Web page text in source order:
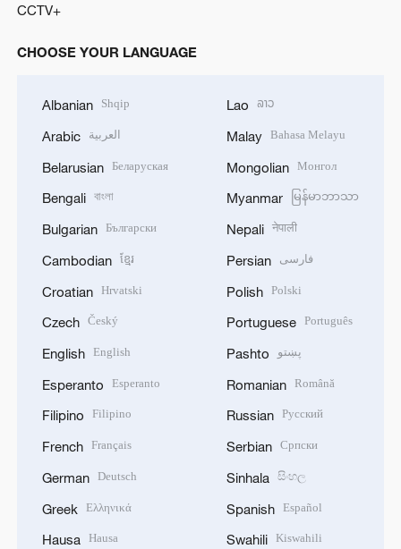
CCTV+
CHOOSE YOUR LANGUAGE
Albanian Shqip
Arabic العربية
Belarusian Беларуская
Bengali বাংলা
Bulgarian Български
Cambodian ខ្មែរ
Croatian Hrvatski
Czech Český
English English
Esperanto Esperanto
Filipino Filipino
French Français
German Deutsch
Greek Ελληνικά
Hausa Hausa
Lao ລາວ
Malay Bahasa Melayu
Mongolian Монгол
Myanmar မြန်မာဘာသာ
Nepali नेपाली
Persian فارسی
Polish Polski
Portuguese Português
Pashto پښتو
Romanian Română
Russian Русский
Serbian Српски
Sinhala සිංහල
Spanish Español
Swahili Kiswahili